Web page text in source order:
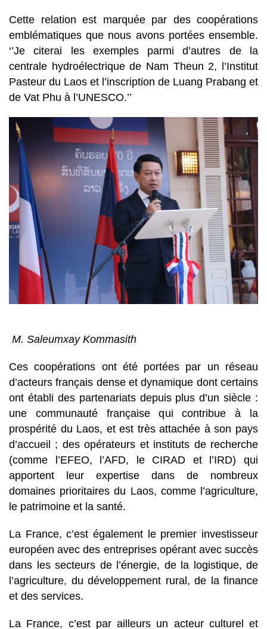
Cette relation est marquée par des coopérations
emblématiques que nous avons portées ensemble.
‘’Je citerai les exemples parmi d’autres de la
centrale hydroélectrique de Nam Theun 2, l’Institut
Pasteur du Laos et l’inscription de Luang Prabang et
de Vat Phu à l’UNESCO.’’
M. Saleumxay Kommasith
Ces coopérations ont été portées par un réseau
d’acteurs français dense et dynamique dont certains
ont établi des partenariats depuis plus d’un siècle :
une communauté française qui contribue à la
prospérité du Laos, et est très attachée à son pays
d’accueil ; des opérateurs et instituts de recherche
(comme l’EFEO, l’AFD, le CIRAD et l’IRD) qui
apportent leur expertise dans de nombreux
domaines prioritaires du Laos, comme l’agriculture,
le patrimoine et la santé.
La France, c’est également le premier investisseur
européen avec des entreprises opérant avec succès
dans les secteurs de l’énergie, de la logistique, de
l’agriculture, du développement rural, de la finance
et des services.
La France, c’est par ailleurs un acteur culturel et